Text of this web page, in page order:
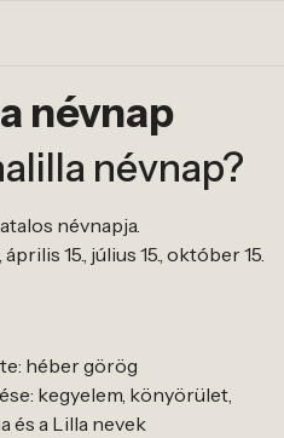
névnap
névnap?
névnapja.
15., július 15., október 15.
héber görög
kegyelem, könyörület,
és a Lilla nevek